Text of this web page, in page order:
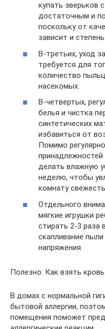
купать зверьков
достаточным и
поскольку от
зависит и
В-третьих, уход
требуется для
количество
насекомых.
В-четвертых,
белья и чистка
синтетических
избавиться от
Помимо
принадлежностей
делать влажную
неделю, чтобы
комнату
Отдельного
мягкие игрушки
стирать 2-3 раза
скапливание
напряжения.
Полезно: Как взять
В домах с нормальной
бытовой аллергии,
помещения поможет